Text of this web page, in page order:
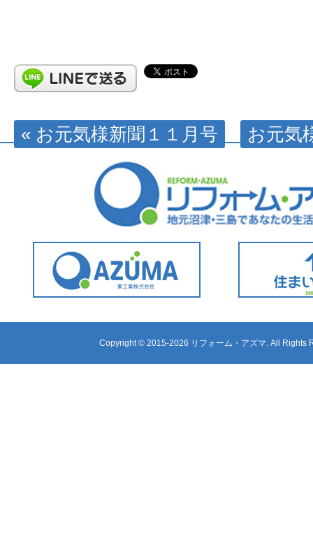
« お元気様新聞１１月号 お元気
Copyright © 2015-2026 リフォーム・アズマ. All Rights